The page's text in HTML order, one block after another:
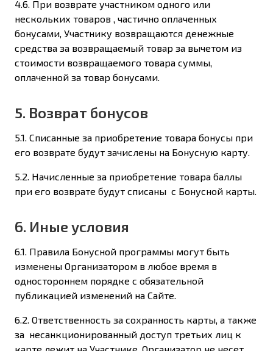
4.6. При возврате участником одного или
нескольких товаров , частично оплаченных
бонусами, Участнику возвращаются денежные
средства за возвращаемый товар за вычетом из
стоимости возвращаемого товара суммы,
оплаченной за товар бонусами.
5. Возврат бонусов
5.1. Списанные за приобретение товара бонусы при
его возврате будут зачислены на Бонусную карту.
5.2. Начисленные за приобретение товара баллы
при его возврате будут списаны с Бонусной карты.
6. Иные условия
6.1. Правила Бонусной программы могут быть
изменены Организатором в любое время в
одностороннем порядке с обязательной
публикацией изменений на Сайте.
6.2. Ответственность за сохранность карты, а также
за несанкционированный доступ третьих лиц к
карте лежит на Участнике. Организатор не несет